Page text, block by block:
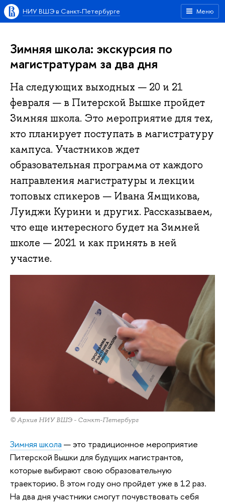
Меню
НИУ ВШЭ в Санкт-Петербурге
Зимняя школа: экскурсия по
магистратурам за два дня
На следующих выходных — 20 и 21
февраля — в Питерской Вышке пройдет
Зимняя школа. Это мероприятие для тех,
кто планирует поступать в магистратуру
кампуса. Участников ждет
образовательная программа от каждого
направления магистратуры и лекции
топовых спикеров — Ивана Ямщикова,
Луиджи Курини и других. Рассказываем,
что еще интересного будет на Зимней
школе — 2021 и как принять в ней
участие.
© Архив НИУ ВШЭ - Санкт-Петербург
Зимняя школа — это традиционное мероприятие
Питерской Вышки для будущих магистрантов,
которые выбирают свою образовательную
траекторию. В этом году оно пройдет уже в 12 раз.
На два дня участники смогут почувствовать себя